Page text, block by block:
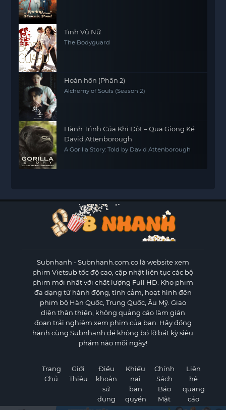
Tình Vũ Nữ
The Bodyguard
Hoàn hồn (Phần 2)
Alchemy of Souls (Season 2)
Hành Trình Của Khỉ Đột – Qua Giọng Kể
David Attenborough
A Gorilla Story: Told by David Attenborough
Subnhanh - Subnhanh.com.co là website xem
phim Vietsub tốc độ cao, cập nhật liên tục các bộ
phim mới nhất với chất lượng Full HD. Kho phim
đa dạng từ hành động, tình cảm, hoạt hình đến
phim bộ Hàn Quốc, Trung Quốc, Âu Mỹ. Giao
diện thân thiện, không quảng cáo làm gián
đoạn trải nghiệm xem phim của bạn. Hãy đồng
hành cùng Subnhanh để không bỏ lỡ bất kỳ siêu
phẩm nào mỗi ngày!
Trang
Chủ
Giới
Thiệu
Điều
khoản
sử
dụng
Khiếu
nại
bản
quyền
Chính
Sách
Bảo
Mật
Liên
hệ
quảng
cáo